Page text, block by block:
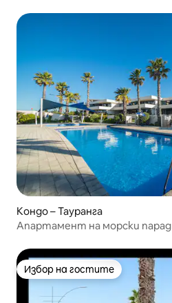
Кондо – Тауранга
Апартамент на морски парад
Избор на гостите
Избор на гостите